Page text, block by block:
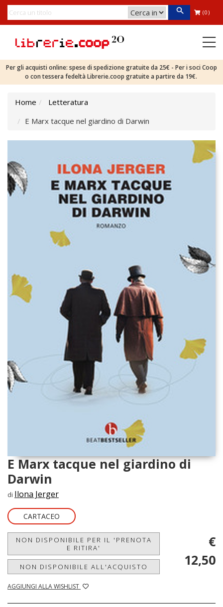
(0)
Per gli acquisti online: spese di spedizione gratuite da 25€ - Per i soci Coop
o con tessera fedeltà Librerie.coop gratuite a partire da 19€.
Home
Letteratura
E Marx tacque nel giardino di Darwin
E Marx tacque nel giardino di
Darwin
di Ilona Jerger
CARTACEO
NON DISPONIBILE PER IL 'PRENOTA
E RITIRA'
NON DISPONIBILE ALL'ACQUISTO
AGGIUNGI ALLA WISHLIST
€
12,50